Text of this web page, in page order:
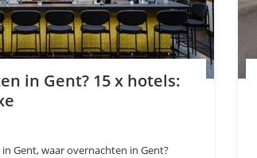
in Gent? 15 x hotels:
Gent, waar overnachten in Gent?